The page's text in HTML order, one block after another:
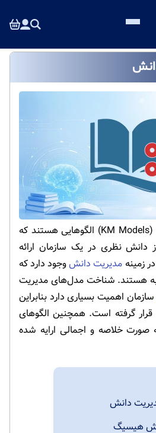
مدل‌های مدیریت دانش (KM Models) الگوهایی هستند که
دانش نظری در یک سازمان ارائه
زمینه مدیریت دانشوجود دارد که
هستند. شناخت مدل‌های مدیریت
اهمیت بسیاری دارد بنابراین
قرار گرفته است. همچنین الگوهای
خلاصه و اجمالی ارایه شده
دانش
هیسیگ